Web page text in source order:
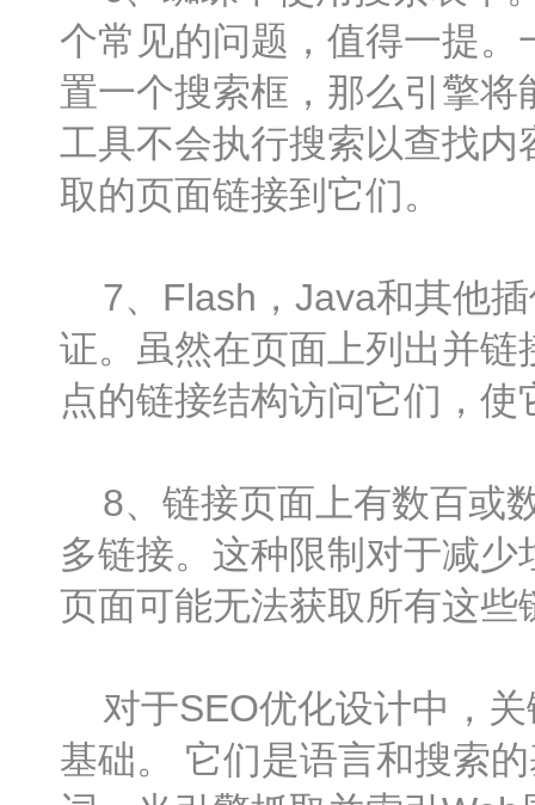
个常见的问题，值得一提
置一个搜索框，那么引擎
工具不会执行搜索以查找
取的页面链接到它们。
7、Flash，Java和其他插
证。虽然在页面上列出并
点的链接结构访问它们，
8、链接页面上有数百或
多链接。这种限制对于减
页面可能无法获取所有这
对于SEO优化设计中，关
基础。 它们是语言和搜索